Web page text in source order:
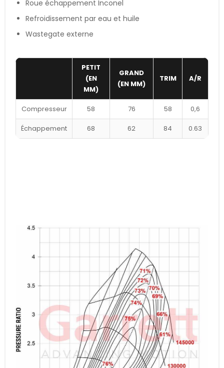
Roue échappement Inconel
Refroidissement par eau et huile
Wastegate externe
PETIT
(EN
MM)
GRAND
(EN MM)
TRIM A/R
Compresseur 58 76 58 0,6
Échappement 68 62 84 0.63